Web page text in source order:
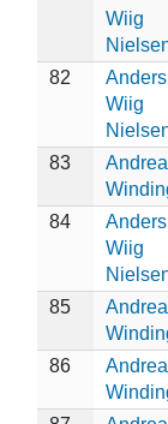
Wiig
82
Anders
Wiig
83
84
Anders
Wiig
85
86